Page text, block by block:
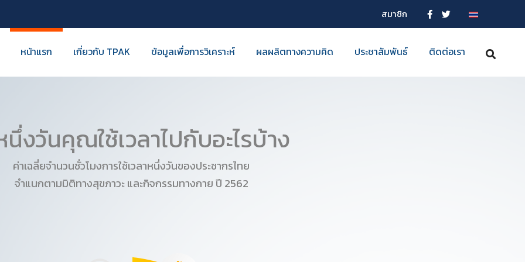
สมาชิก
หน้าแรก เกี่ยวกับ TPAK ข้อมูลเพื่อการวิเคราะห์ ผลผลิตทางความคิด ประชาสัมพันธ์ ติดต่อเรา
นึ่งวันคุณใช้เวลาไปกับอะไรบ้าง
ค่าเฉลี่ยจำนวนชั่วโมงการใช้เวลาหนึ่งวันของประชากรไทย
จำแนกตามมิติทางสุขภาวะ และกิจกรรมทางกาย ปี 2562